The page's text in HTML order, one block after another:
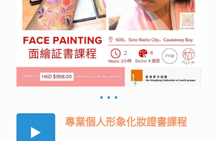
專業個人形象化妝證書課程